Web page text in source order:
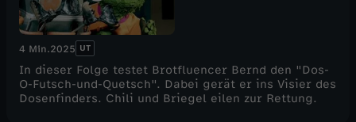
4 Min.2025 UT
In dieser Folge testet Brotfluencer Bernd den "Dos-
O-Futsch-und-Quetsch". Dabei gerät er ins Visier des
Dosenfinders. Chili und Briegel eilen zur Rettung.